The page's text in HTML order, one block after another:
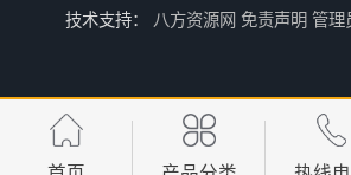
工厂管道工程 科探管道工程
技术支持： 八方资源网 免责声明 管理